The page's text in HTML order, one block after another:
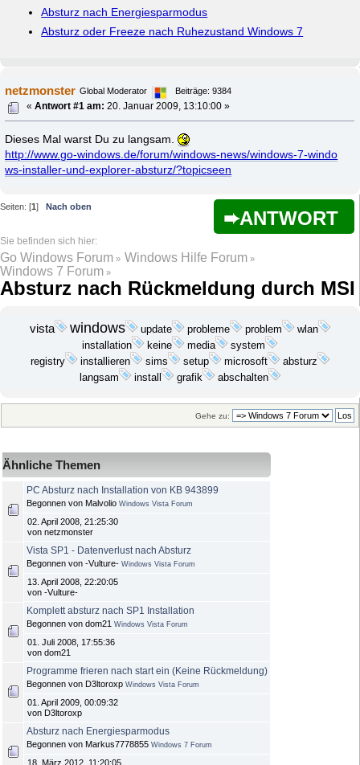
Absturz nach Energiesparmodus
Absturz oder Freeze nach Ruhezustand Windows 7
netzmonster Global Moderator
Beiträge: 9384
«Antwort #1 am: 20. Januar 2009, 13:10:00 »
Dieses Mal warst Du zu langsam.
http://www.go-windows.de/forum/windows-news/windows-7-windo
ws-installer-und-explorer-absturz/?topicseen
ANTWORT
Seiten: [1] Nach oben
Go Windows Forum » Windows Hilfe Forum »
Windows 7 Forum »
Absturz nach Rückmeldung durch MSI
vista windows update probleme problem
wlan
installation
keine media
system
registry
installieren sims setup microsoft absturz
langsam install grafik abschalten
Gehe zu:
Ähnliche Themen
PC Absturz nach Installation von KB 943899
Begonnen von Malvolio Windows Vista Forum
02. April 2008, 21:25:30
von netzmonster
Vista SP1 - Datenverlust nach Absturz
Begonnen von -Vulture- Windows Vista Forum
13. April 2008, 22:20:05
von -Vulture-
Komplett absturz nach SP1 Installation
Begonnen von dom21 Windows Vista Forum
01. Juli 2008, 17:55:36
von dom21
Programme frieren nach start ein (Keine Rückmeldung)
Begonnen von D3ltoroxp Windows Vista Forum
01. April 2009, 00:09:32
von D3ltoroxp
Absturz nach Energiesparmodus
Begonnen von Markus7778855 Windows 7 Forum
18. März 2012, 11:20:05